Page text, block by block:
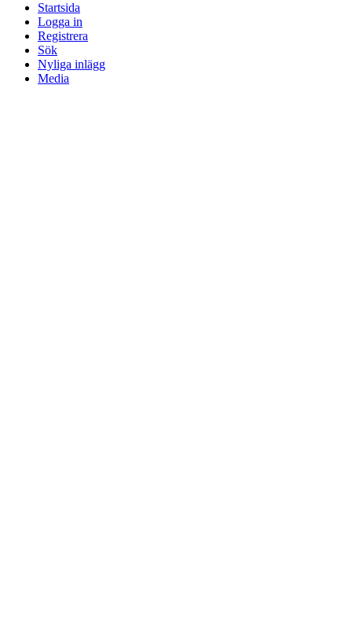
Startsida
Logga in
Registrera
Sök
Nyliga inlägg
Media